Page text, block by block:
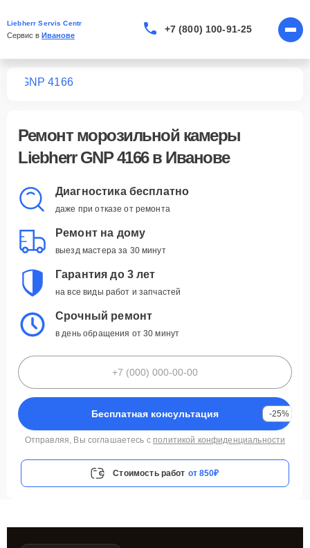
Liebherr Servis Centr
Сервис в Иванове
+7 (800) 100-91-25
GNP 4166
Ремонт морозильной камеры
Liebherr GNP 4166в Иванове
Диагностика бесплатно
даже при отказе от ремонта
Ремонт на дому
выезд мастера за 30 минут
Гарантия до 3 лет
на все виды работ и запчастей
Срочный ремонт
в день обращения от 30 минут
Бесплатная консультация -25%
Отправляя, Вы соглашаетесь с политикой конфиденциальности
Стоимость работ от 850₽